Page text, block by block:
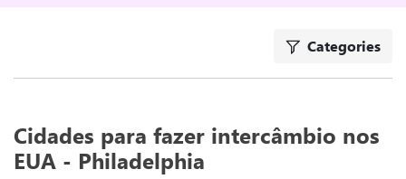
Categories
Cidades para fazer intercâmbio nos
EUA - Philadelphia